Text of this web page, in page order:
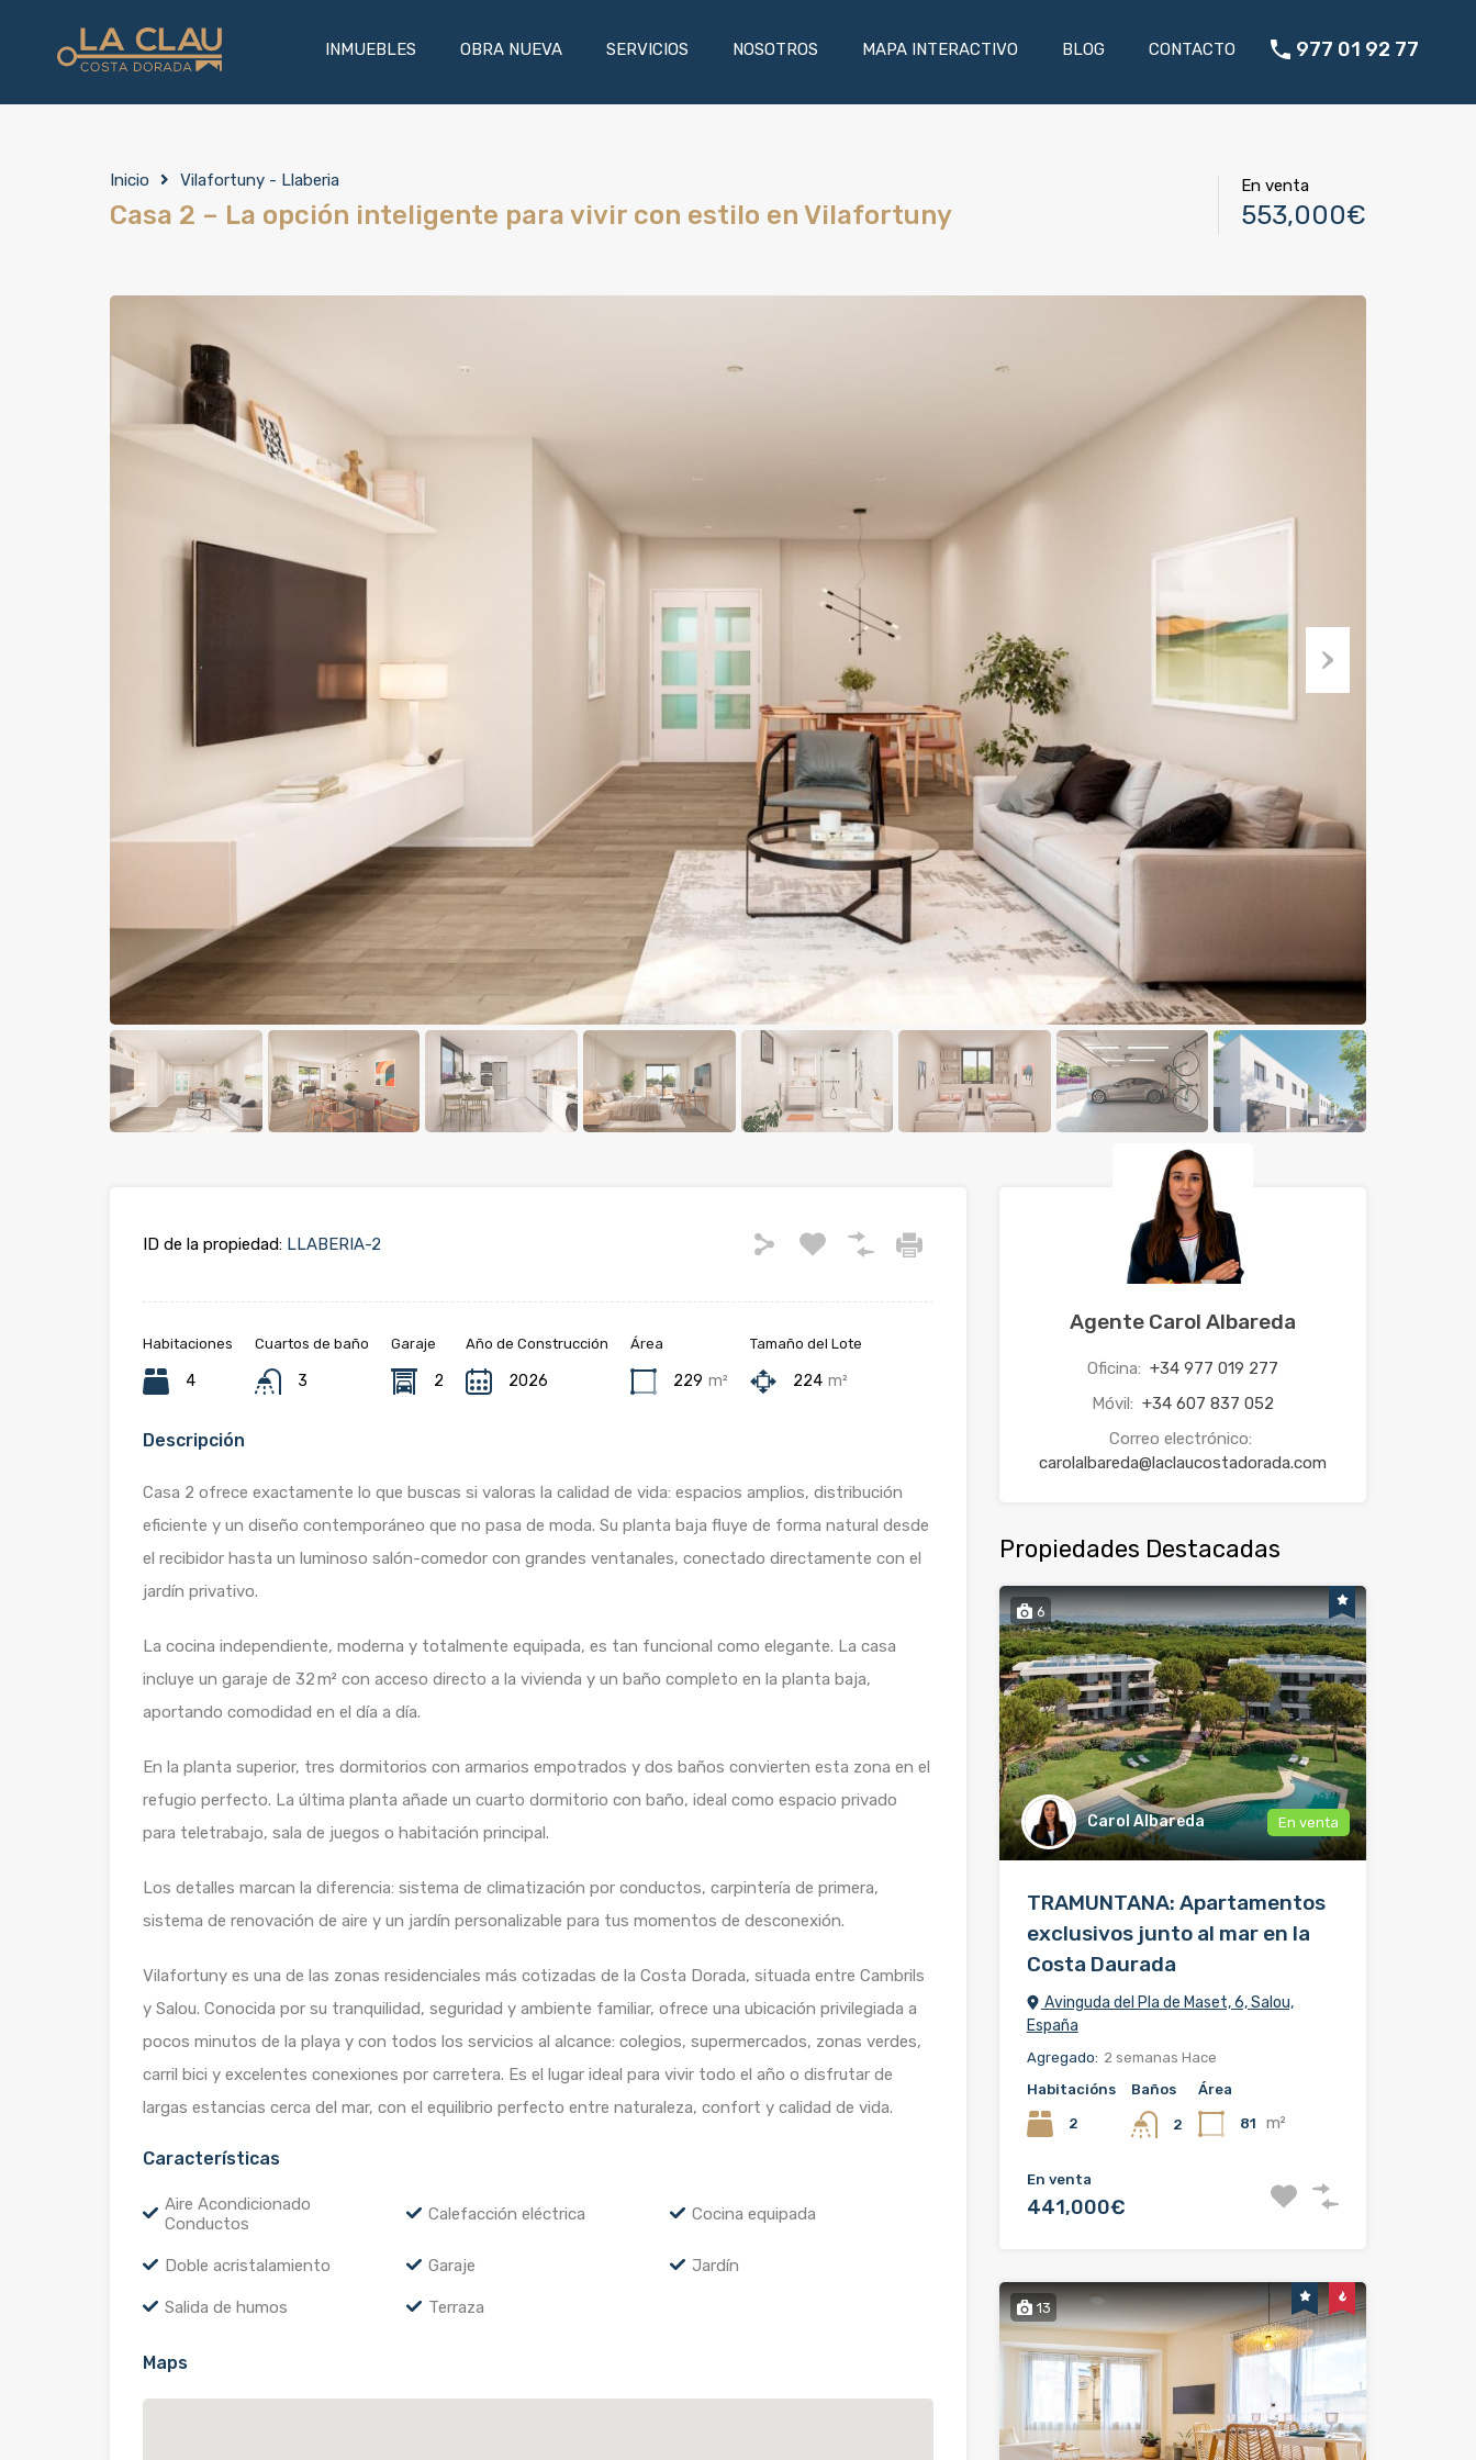
INMUEBLES OBRA NUEVA SERVICIOS NOSOTROS MAPA INTERACTIVO BLOG CONTACTO 977 01 92 77
INMUEBLES OBRA NUEVA SERVICIOS NOSOTROS MAPA INTERACTIVO BLOG CONTACTO 977 01 92 77
Inicio Vilafortuny - Llaberia
Casa 2 – La opción inteligente para vivir con estilo en Vilafortuny
En venta
553,000€
ID de la propiedad: LLABERIA-2
Habitaciones
4
Cuartos de baño
3
Garaje
2
Año de Construcción
2026
Área
229 m²
Tamaño del Lote
224 m²
Descripción
Casa 2 ofrece exactamente lo que buscas si valoras la calidad de vida: espacios amplios, distribución
eficiente y un diseño contemporáneo que no pasa de moda. Su planta baja fluye de forma natural desde
el recibidor hasta un luminoso salón-comedor con grandes ventanales, conectado directamente con el
jardín privativo.
La cocina independiente, moderna y totalmente equipada, es tan funcional como elegante. La casa
incluye un garaje de 32 m² con acceso directo a la vivienda y un baño completo en la planta baja,
aportando comodidad en el día a día.
En la planta superior, tres dormitorios con armarios empotrados y dos baños convierten esta zona en el
refugio perfecto. La última planta añade un cuarto dormitorio con baño, ideal como espacio privado
para teletrabajo, sala de juegos o habitación principal.
Los detalles marcan la diferencia: sistema de climatización por conductos, carpintería de primera,
sistema de renovación de aire y un jardín personalizable para tus momentos de desconexión.
Vilafortuny es una de las zonas residenciales más cotizadas de la Costa Dorada, situada entre Cambrils
y Salou. Conocida por su tranquilidad, seguridad y ambiente familiar, ofrece una ubicación privilegiada a
pocos minutos de la playa y con todos los servicios al alcance: colegios, supermercados, zonas verdes,
carril bici y excelentes conexiones por carretera. Es el lugar ideal para vivir todo el año o disfrutar de
largas estancias cerca del mar, con el equilibrio perfecto entre naturaleza, confort y calidad de vida.
Características
Aire Acondicionado
Conductos
Calefacción eléctrica Cocina equipada
Doble acristalamiento Garaje Jardín
Salida de humos Terraza
Maps
Agente Carol Albareda
Oficina: +34 977 019 277
Móvil: +34 607 837 052
Correo electrónico:
carolalbareda@laclaucostadorada.com
Propiedades Destacadas
6
Carol Albareda En venta
TRAMUNTANA: Apartamentos
exclusivos junto al mar en la
Costa Daurada
Avinguda del Pla de Maset, 6, Salou,
España
Agregado: 2 semanas Hace
Habitacións
2
Baños
2
Área
81 m²
En venta
441,000€
13